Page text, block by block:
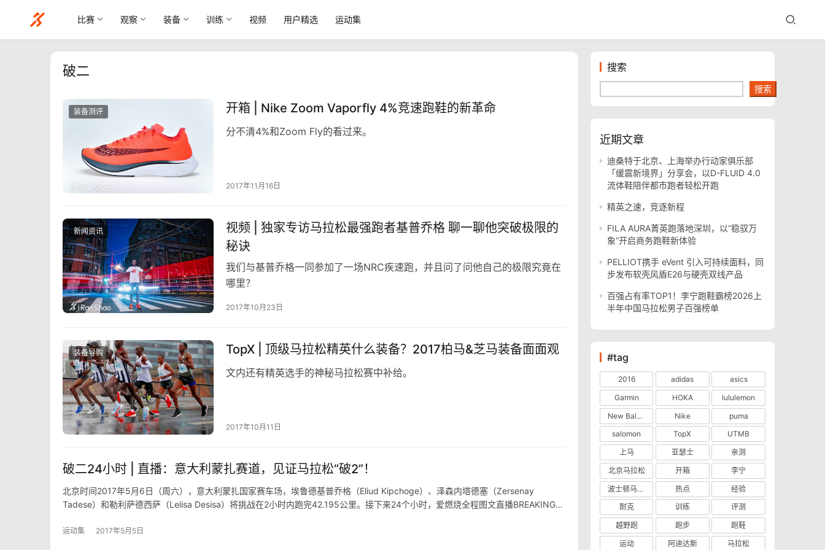
比赛 观察 装备 训练 视频 用户精选 运动集
破二
装备测评 开箱 | Nike Zoom Vaporfly 4%竞速跑鞋的新革命
分不清4%和Zoom Fly的看过来。
2017年11月16日
新闻资讯
视频 | 独家专访马拉松最强跑者基普乔格 聊一聊他突破极限的
秘诀
我们与基普乔格一同参加了一场NRC疾速跑，并且问了问他自己的极限究竟在
哪里？
2017年10月23日
装备导购 TopX | 顶级马拉松精英什么装备？2017柏马&芝马装备面面观
文内还有精英选手的神秘马拉松赛中补给。
2017年10月11日
破二24小时 | 直播：意大利蒙扎赛道，见证马拉松“破2”！
北京时间2017年5月6日（周六），意大利蒙扎国家赛车场，埃鲁德基普乔格（Eliud Kipchoge）、泽森内塔德塞（Zersenay
Tadese）和勒利萨德西萨（Lelisa Desisa）将挑战在2小时内跑完42.195公里。接下来24个小时，爱燃烧全程图文直播BREAKING2
运动集 2017年5月5日
搜索
搜索
近期文章
迪桑特于北京、上海举办行动家俱乐部
「缓震新境界」分享会，以D-FLUID 4.0
流体鞋陪伴都市跑者轻松开跑
精英之速，竞逐新程
FILA AURA菁英跑落地深圳，以“稳驭万
象”开启商务跑鞋新体验
PELLIOT携手 eVent 引入可持续面料，同
步发布软壳风盾E26与硬壳双线产品
百强占有率TOP1！李宁跑鞋霸榜2026上
半年中国马拉松男子百强榜单
#tag
2016 adidas
asics
Garmin
HOKA
lululemon
New Balance
Nike
puma
salomon
TopX
UTMB
上马
亚瑟士
亲测
北京马拉松
开箱
李宁
波士顿马拉松
热点
经验
耐克
训练
评测
越野跑
跑步
跑鞋
运动
阿迪达斯 马拉松